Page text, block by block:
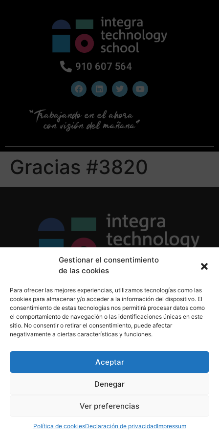
Gestionar el consentimiento
de las cookies
Para ofrecer las mejores experiencias, utilizamos tecnologías como las
cookies para almacenar y/o acceder a la información del dispositivo. El
consentimiento de estas tecnologías nos permitirá procesar datos como
el comportamiento de navegación o las identificaciones únicas en este
sitio. No consentir o retirar el consentimiento, puede afectar
negativamente a ciertas características y funciones.
Aceptar
Denegar
Ver preferencias
Política de cookiesDeclaración de privacidadImpressum
910 607 564
Gracias #3820
Política de Cookies
Aviso Legal
910 607 564
derechos reservados